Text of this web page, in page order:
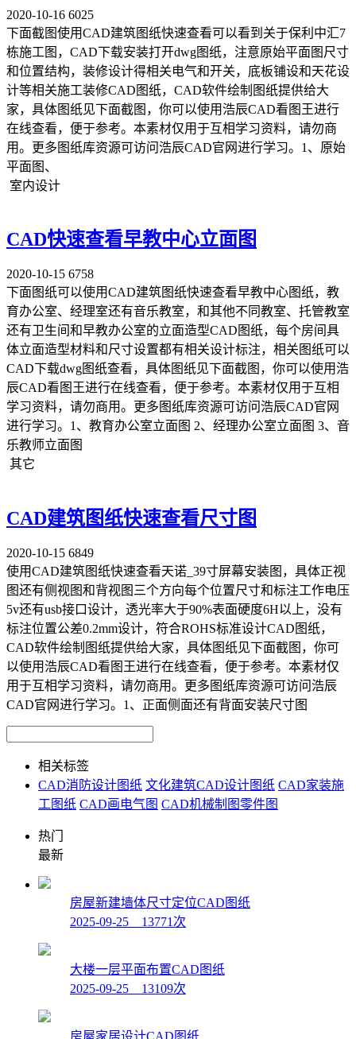
2020-10-16 6025
下面截图使用CAD建筑图纸快速查看可以看到关于保利中汇7
栋施工图，CAD下载安装打开dwg图纸，注意原始平面图尺寸
和位置结构，装修设计得相关电气和开关，底板铺设和天花设
计等相关施工装修CAD图纸，CAD软件绘制图纸提供给大
家，具体图纸见下面截图，你可以使用浩辰CAD看图王进行
在线查看，便于参考。本素材仅用于互相学习资料，请勿商
用。更多图纸库资源可访问浩辰CAD官网进行学习。1、原始
平面图、
室内设计
CAD快速查看早教中心立面图
2020-10-15 6758
下面图纸可以使用CAD建筑图纸快速查看早教中心图纸，教
育办公室、经理室还有音乐教室，和其他不同教室、托管教室
还有卫生间和早教办公室的立面造型CAD图纸，每个房间具
体立面造型材料和尺寸设置都有相关设计标注，相关图纸可以
CAD下载dwg图纸查看，具体图纸见下面截图，你可以使用浩
辰CAD看图王进行在线查看，便于参考。本素材仅用于互相
学习资料，请勿商用。更多图纸库资源可访问浩辰CAD官网
进行学习。1、教育办公室立面图 2、经理办公室立面图 3、音
乐教师立面图
其它
CAD建筑图纸快速查看尺寸图
2020-10-15 6849
使用CAD建筑图纸快速查看天诺_39寸屏幕安装图，具体正视
图还有侧视图和背视图三个方向每个位置尺寸和标注工作电压
5v还有usb接口设计，透光率大于90%表面硬度6H以上，没有
标注位置公差0.2mm设计，符合ROHS标准设计CAD图纸，
CAD软件绘制图纸提供给大家，具体图纸见下面截图，你可
以使用浩辰CAD看图王进行在线查看，便于参考。本素材仅
用于互相学习资料，请勿商用。更多图纸库资源可访问浩辰
CAD官网进行学习。1、正面侧面还有背面安装尺寸图
相关标签
CAD消防设计图纸 文化建筑CAD设计图纸 CAD家装施
工图纸 CAD画电气图 CAD机械制图零件图
热门
最新
房屋新建墙体尺寸定位CAD图纸
2025-09-25 13771次
大楼一层平面布置CAD图纸
2025-09-25 13109次